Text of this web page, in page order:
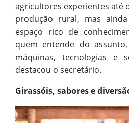
agricultores experientes até
produção rural, mas
espaço rico de
quem entende do
máquinas, tecnologias e
destacou o secretário.
Girassóis, sabores e